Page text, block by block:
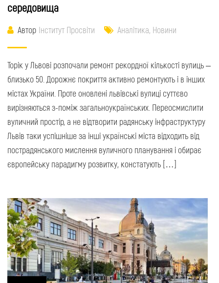
середовища
Автор Інститут Просвіти Аналітика, Новини
Торік у Львові розпочали ремонт рекордної кількості вулиць –
близько 50. Дорожнє покриття активно ремонтують і в інших
містах України. Проте оновлені львівські вулиці суттєво
вирізняються з-поміж загальноукраїнських. Переосмислити
вуличний простір, а не відтворити радянську інфраструктуру
Львів таки успішніше за інші українські міста відходить від
пострадянського мислення вуличного планування і обирає
європейську парадигму розвитку, констатують […]